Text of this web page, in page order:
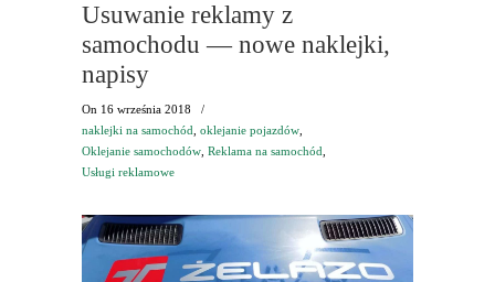
Usuwanie reklamy z
samochodu — nowe naklejki,
napisy
On 16 września 2018
/
naklejki na samochód oklejanie pojazdów
Oklejanie samochodów Reklama na samochód
Usługi reklamowe